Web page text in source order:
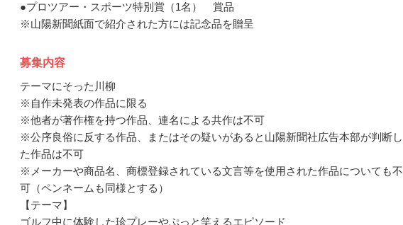
●プロツアー・スポーツ特別賞（1名） 賞品
※山陽新聞紙面で紹介された方には記念品を贈呈
募集内容
テーマにそった川柳
※自作未発表の作品に限る
※他者が著作権を持つ作品、連名による共作は不可
※公序良俗に反する作品、またはその疑いがあると山陽新聞社広告本部が判断し
た作品は不可
※メーカーや商品名、商標登録されている文言等を使用された作品についても不
可（ペンネームも同様とする）
【テーマ】
ゴルフ中に体験した珍プレーやぷっと笑えるエピソード